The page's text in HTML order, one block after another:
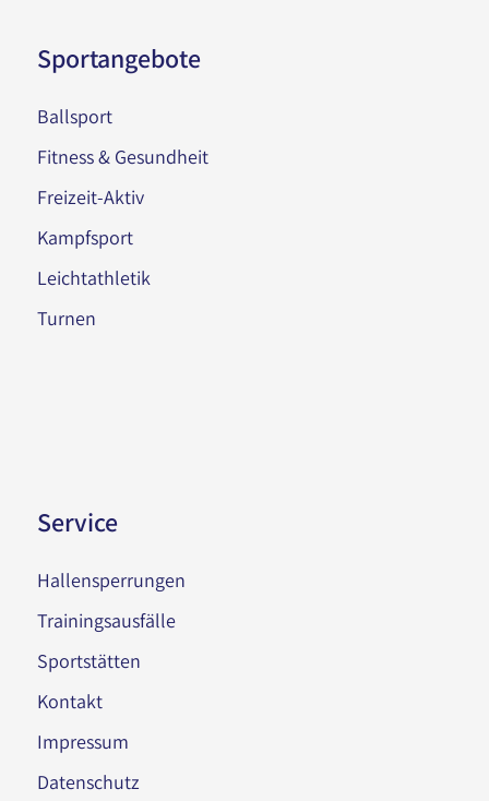
Sportangebote
Ballsport
Fitness & Gesundheit
Freizeit-Aktiv
Kampfsport
Leichtathletik
Turnen
Service
Hallensperrungen
Trainingsausfälle
Sportstätten
Kontakt
Impressum
Datenschutz